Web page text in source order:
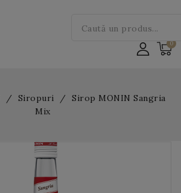
Siropuri
Sirop MONIN Sangria
Mix